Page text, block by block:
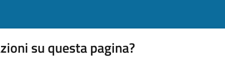
su questa pagina?